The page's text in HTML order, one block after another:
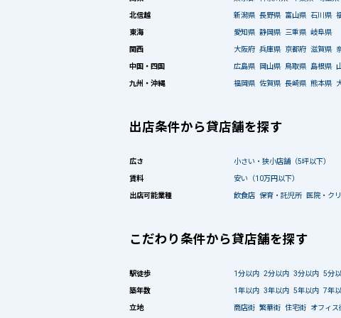
北信越 新潟県 長野県 富山県 石川県
東海 愛知県 静岡県 三重県 岐阜県
関西 大阪府 兵庫県 京都府 滋賀県
中国・四国 広島県 岡山県 鳥取県 島根県
九州・沖縄 福岡県 佐賀県 長崎県 熊本県
出店条件から貸店舗を探す
広さ 小さい・狭小店舗（5坪以下）
賃料 安い（10万円以下）
出店可能業種 飲食店 保育・託児所 医院・ク
こだわり条件から貸店舗を探す
駅徒歩 1分以内 2分以内 3分以内 5分
築年数 1年以内 3年以内 5年以内 7年
立地 商店街 繁華街 住宅街 オフィス